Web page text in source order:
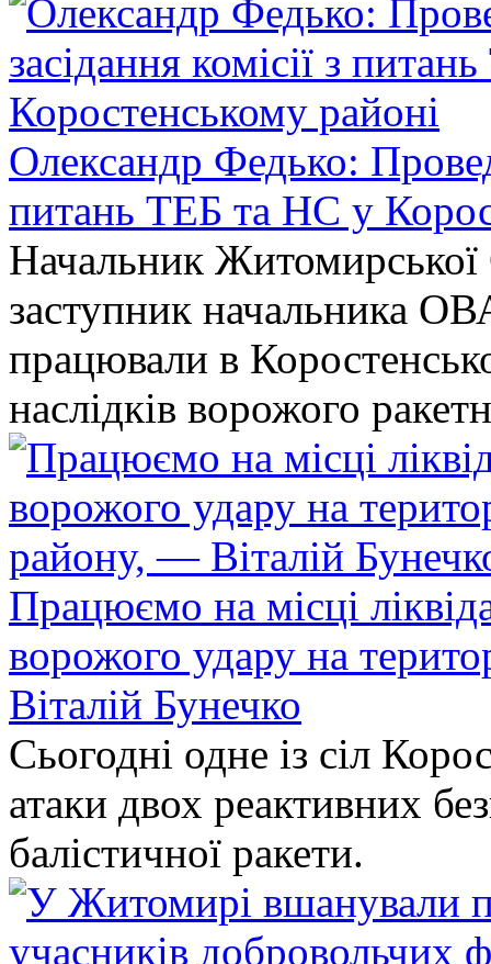
Олександр Федько:
питань ТЕБ та НС у
Начальник
заступник начальника
працювали в
наслідків ворожого
Працюємо на місці
ворожого удару на
Віталій Бунечко
Сьогодні одне із сіл
атаки двох реактивних
балістичної ракети.